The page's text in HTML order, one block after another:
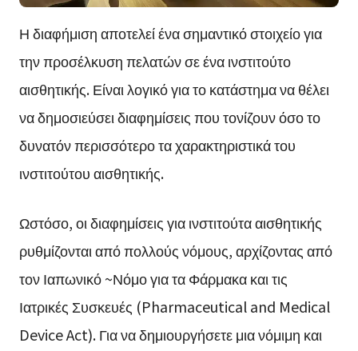
Η διαφήμιση αποτελεί ένα σημαντικό στοιχείο για
την προσέλκυση πελατών σε ένα ινστιτούτο
αισθητικής. Είναι λογικό για το κατάστημα να θέλει
να δημοσιεύσει διαφημίσεις που τονίζουν όσο το
δυνατόν περισσότερο τα χαρακτηριστικά του
ινστιτούτου αισθητικής.
Ωστόσο, οι διαφημίσεις για ινστιτούτα αισθητικής
ρυθμίζονται από πολλούς νόμους, αρχίζοντας από
τον Ιαπωνικό ~Νόμο για τα Φάρμακα και τις
Ιατρικές Συσκευές (Pharmaceutical and Medical
Device Act). Για να δημιουργήσετε μια νόμιμη και